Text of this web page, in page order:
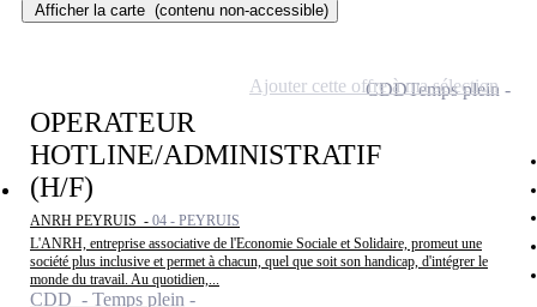
Afficher la carte (contenu non-accessible)
OPERATEUR
HOTLINE/ADMINISTRATIF
(H/F)
ANRH PEYRUIS - 04 - PEYRUIS
L'ANRH, entreprise associative de l'Economie Sociale et Solidaire, promeut une
société plus inclusive et permet à chacun, quel que soit son handicap, d'intégrer le
monde du travail. Au quotidien,...
CDD - Temps plein
CDDTemps plein
Ajouter cette offre à ma sélection